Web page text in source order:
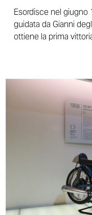
Esordisce nel giugno
guidata da Gianni
ottiene la prima